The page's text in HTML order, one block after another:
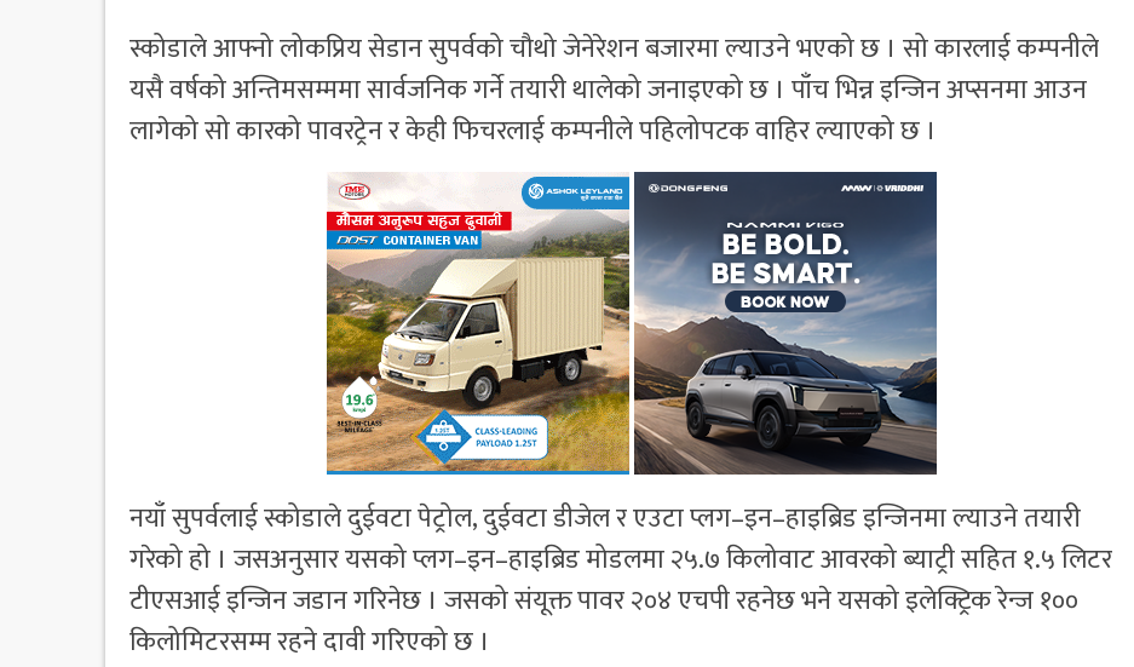
स्कोडाले आफ्नो लोकप्रिय सेडान सुपर्वको चौथो जेनेरेशन बजारमा ल्याउने भएको छ । सो कारलाई कम्पनीले
यसै वर्षको अन्तिमसम्ममा सार्वजनिक गर्ने तयारी थालेको जनाइएको छ । पाँच भिन्न इन्जिन अप्सनमा आउन
लागेको सो कारको पावरट्रेन र केही फिचरलाई कम्पनीले पहिलोपटक वाहिर ल्याएको छ ।
नयाँ सुपर्वलाई स्कोडाले दुईवटा पेट्रोल, दुईवटा डीजेल र एउटा प्लग–इन–हाइब्रिड इन्जिनमा ल्याउने तयारी
गरेको हो । जसअनुसार यसको प्लग–इन–हाइब्रिड मोडलमा २५.७ किलोवाट आवरको ब्याट्री सहित १.५ लिटर
टीएसआई इन्जिन जडान गरिनेछ । जसको संयूक्त पावर २०४ एचपी रहनेछ भने यसको इलेक्ट्रिक रेन्ज १००
किलोमिटरसम्म रहने दावी गरिएको छ ।